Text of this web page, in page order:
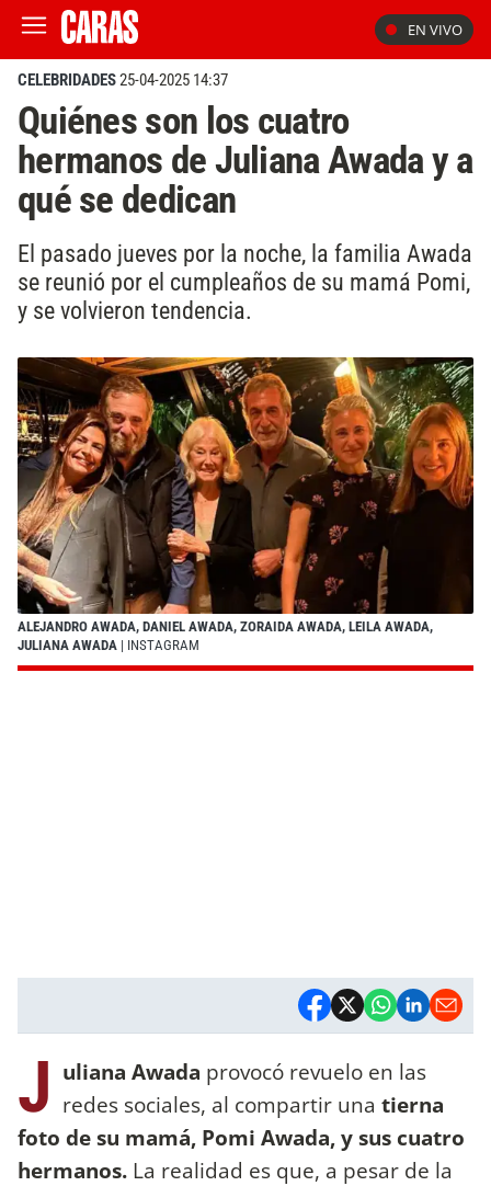
EN VIVO
CELEBRIDADES25-04-2025 14:37
Quiénes son los cuatro
hermanos de Juliana Awada y a
qué se dedican
El pasado jueves por la noche, la familia Awada
se reunió por el cumpleaños de su mamá Pomi,
y se volvieron tendencia.
ALEJANDRO AWADA, DANIEL AWADA, ZORAIDA AWADA, LEILA AWADA,
JULIANA AWADA | INSTAGRAM
J uliana Awada provocó revuelo en las
redes sociales, al compartir una tierna
foto de su mamá, Pomi Awada, y sus cuatro
hermanos. La realidad es que, a pesar de la